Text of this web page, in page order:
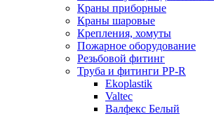
Краны приборные
Краны шаровые
Крепления, хомуты
Пожарное оборудование
Резьбовой фитинг
Труба и фитинги PP-R
Ekoplastik
Valtec
Валфекс Белый